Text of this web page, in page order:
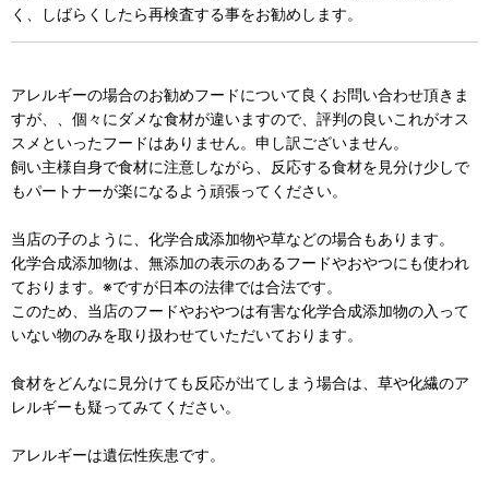
く、しばらくしたら再検査する事をお勧めします。
アレルギーの場合のお勧めフードについて良くお問い合わせ頂きま
すが、、個々にダメな食材が違いますので、評判の良いこれがオス
スメといったフードはありません。申し訳ございません。
飼い主様自身で食材に注意しながら、反応する食材を見分け少しで
もパートナーが楽になるよう頑張ってください。
当店の子のように、化学合成添加物や草などの場合もあります。
化学合成添加物は、無添加の表示のあるフードやおやつにも使われ
ております。※ですが日本の法律では合法です。
このため、当店のフードやおやつは有害な化学合成添加物の入って
いない物のみを取り扱わせていただいております。
食材をどんなに見分けても反応が出てしまう場合は、草や化繊のア
レルギーも疑ってみてください。
アレルギーは遺伝性疾患です。